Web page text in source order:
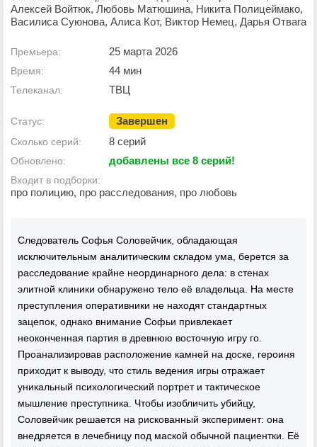
Алексей Войтюк, Любовь Матюшина, Никита Полицеймако,
Василиса Суюнова, Алиса Кот, Виктор Немец, Дарья Отвага
Премьера: 25 марта 2026
Время: 44 мин
Телеканал: ТВЦ
Статус: Завершен
Сколько серий: 8 серий
Обновлено: добавлены все 8 серий!
Входит в подборки:
про полицию, про расследования, про любовь
Следователь Софья Соловейчик, обладающая
исключительным аналитическим складом ума, берется за
расследование крайне неординарного дела: в стенах
элитной клиники обнаружено тело её владельца. На месте
преступления оперативники не находят стандартных
зацепок, однако внимание Софьи привлекает
неоконченная партия в древнюю восточную игру го.
Проанализировав расположение камней на доске, героиня
приходит к выводу, что стиль ведения игры отражает
уникальный психологический портрет и тактическое
мышление преступника. Чтобы изобличить убийцу,
Соловейчик решается на рискованный эксперимент: она
внедряется в лечебницу под маской обычной пациентки. Её